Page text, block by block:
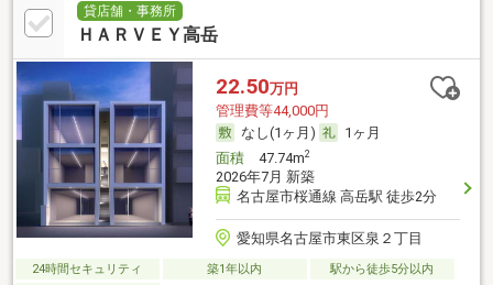
貸店舗・事務所
ＨＡＲＶＥＹ高岳
22.50万円
管理費等44,000円
なし(1ヶ月)
1ヶ月
面積47.74m2
2026年7月 新築
名古屋市桜通線 高岳駅 徒歩2分
愛知県名古屋市東区泉２丁目
24時間セキュリティ 築1年以内
駅から徒歩5分以内